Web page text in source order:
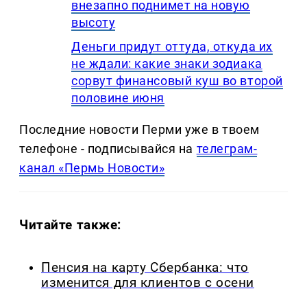
внезапно поднимет на новую
высоту
Деньги придут оттуда, откуда их
не ждали: какие знаки зодиака
сорвут финансовый куш во второй
половине июня
Последние новости Перми уже в твоем
телефоне - подписывайся на телеграм-
канал «Пермь Новости»
Читайте также:
Пенсия на карту Сбербанка: что
изменится для клиентов с осени